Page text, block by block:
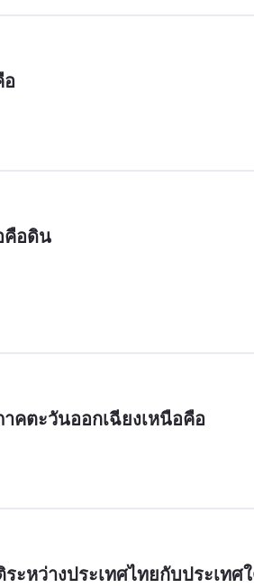
คือดิน
ตะวันออกเฉียงเหนือคือ
หว่างประเทศไทยกับประเทศ